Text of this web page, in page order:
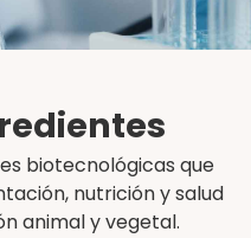
biotecnológicas que
nutrición y salud
animal y vegetal.